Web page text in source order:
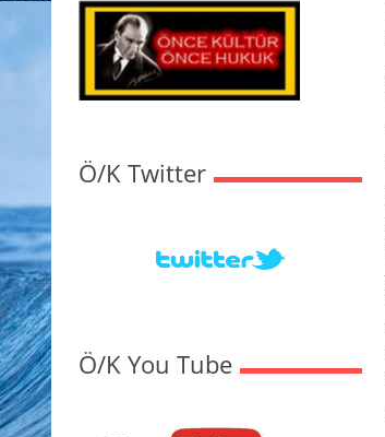
Ö/K Twitter
Ö/K You Tube